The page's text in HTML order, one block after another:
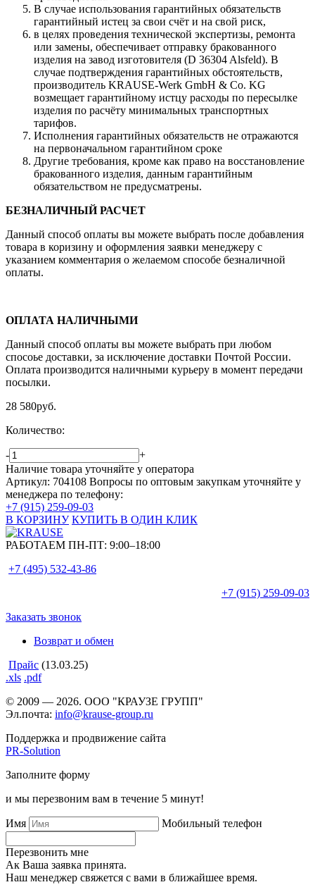
В случае использования гарантийных обязательств
гарантийный истец за свои счёт и на свой риск,
в целях проведения технической экспертизы, ремонта
или замены, обеспечивает отправку бракованного
изделия на завод изготовителя (D 36304 Alsfeld). В
случае подтверждения гарантийных обстоятельств,
производитель KRAUSE-Werk GmbH & Со. KG
возмещает гарантийному истцу расходы по пересылке
изделия по расчёту минимальных транспортных
тарифов.
Исполнения гарантийных обязательств не отражаются
на первоначальном гарантийном сроке
Другие требования, кроме как право на восстановление
бракованного изделия, данным гарантийным
обязательством не предусматрены.
БЕЗНАЛИЧНЫЙ РАСЧЕТ
Данный способ оплаты вы можете выбрать после добавления
товара в коризину и оформления заявки менеджеру c
указанием комментария о желаемом способе безналичной
оплаты.
ОПЛАТА НАЛИЧНЫМИ
Данный способ оплаты вы можете выбрать при любом
спосоье доставки, за исключение доставки Почтой России.
Оплата производится наличными курьеру в момент передачи
посылки.
28 580руб.
Количество:
-
+
Наличие товара уточняйте у оператора
Артикул: 704108 Вопросы по оптовым закупкам уточняйте у
менеджера по телефону:
+7 (915) 259-09-03
В КОРЗИНУ КУПИТЬ В ОДИН КЛИК
РАБОТАЕМ ПН-ПТ: 9:00–18:00
+7 (495) 532-43-86
+7 (915) 259-09-03
Заказать звонок
Возврат и обмен
Прайс (13.03.25)
.xls .pdf
© 2009 — 2026. ООО "КРАУЗЕ ГРУПП"
Эл.почта: info@krause-group.ru
Поддержка и продвижение сайта
PR-Solution
Заполните форму
и мы перезвоним вам в течение 5 минут!
Имя Мобильный телефон
Перезвонить мне
Ак Ваша заявка принята.
Наш менеджер свяжется с вами в ближайшее время.